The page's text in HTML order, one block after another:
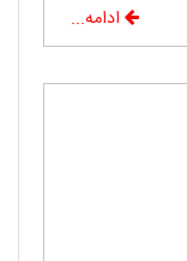
ادامه...